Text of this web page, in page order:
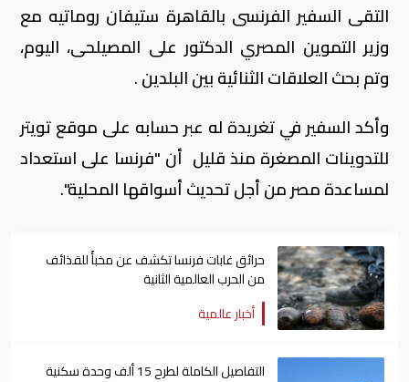
التقى السفير الفرنسى بالقاهرة ستيفان روماتيه مع
وزير التموين المصري الدكتور على المصيلحى، اليوم،
وتم بحث العلاقات الثنائية بين البلدين .
وأكد السفير في تغريدة له عبر حسابه على موقع تويتر
للتدوينات المصغرة منذ قليل أن "فرنسا على استعداد
لمساعدة مصر من أجل تحديث أسواقها المحلية".
حرائق غابات فرنسا تكشف عن مخبأً للقذائف
من الحرب العالمية الثانية
أخبار عالمية
التفاصيل الكاملة لطرح 15 ألف وحدة سكنية